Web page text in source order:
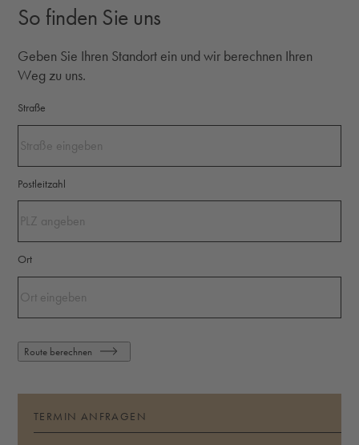
So finden Sie uns
Geben Sie Ihren Standort ein und wir berechnen Ihren
Weg zu uns.
Straße
Postleitzahl
Ort
Route berechnen
TERMIN ANFRAGEN